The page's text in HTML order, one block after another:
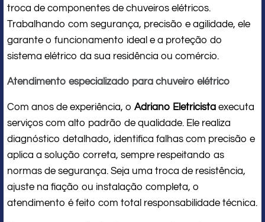
troca de componentes de chuveiros elétricos.
Trabalhando com segurança, precisão e agilidade, ele
garante o funcionamento ideal e a proteção do
sistema elétrico da sua residência ou comércio.
Atendimento especializado para chuveiro elétrico
Com anos de experiência, o Adriano Eletricista executa
serviços com alto padrão de qualidade. Ele realiza
diagnóstico detalhado, identifica falhas com precisão e
aplica a solução correta, sempre respeitando as
normas de segurança. Seja uma troca de resistência,
ajuste na fiação ou instalação completa, o
atendimento é feito com total responsabilidade técnica.